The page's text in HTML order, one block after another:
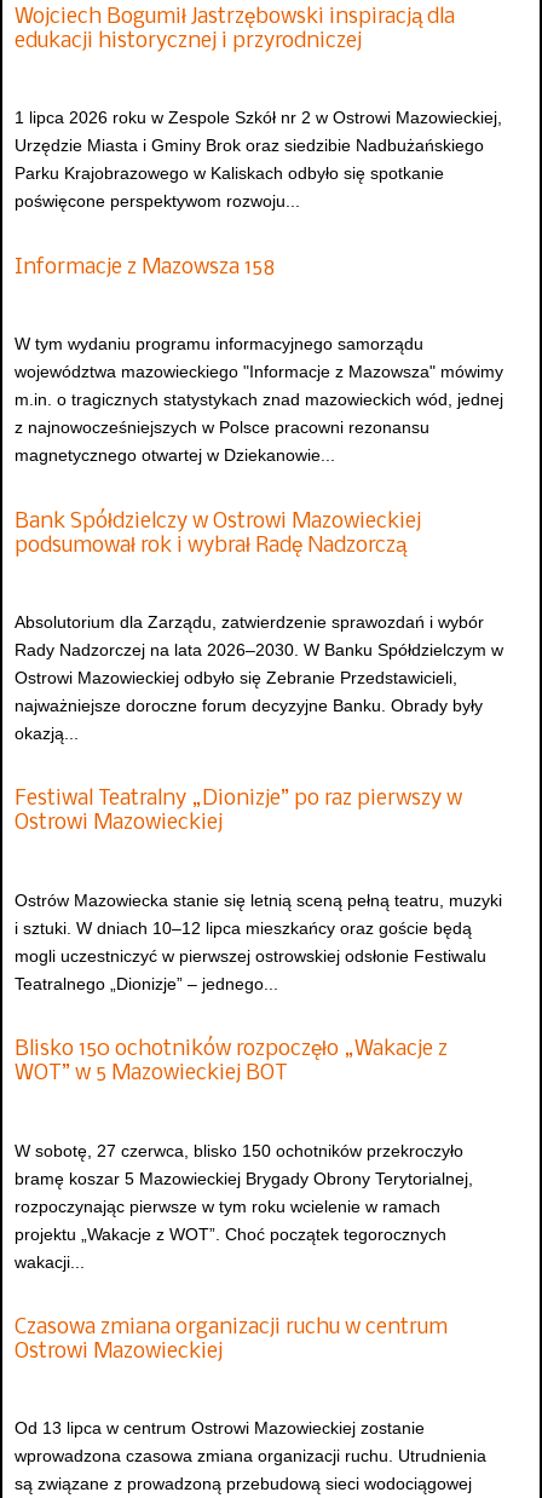
Wojciech Bogumił Jastrzębowski inspiracją dla
edukacji historycznej i przyrodniczej
1 lipca 2026 roku w Zespole Szkół nr 2 w Ostrowi Mazowieckiej,
Urzędzie Miasta i Gminy Brok oraz siedzibie Nadbużańskiego
Parku Krajobrazowego w Kaliskach odbyło się spotkanie
poświęcone perspektywom rozwoju...
Informacje z Mazowsza 158
W tym wydaniu programu informacyjnego samorządu
województwa mazowieckiego "Informacje z Mazowsza" mówimy
m.in. o tragicznych statystykach znad mazowieckich wód, jednej
z najnowocześniejszych w Polsce pracowni rezonansu
magnetycznego otwartej w Dziekanowie...
Bank Spółdzielczy w Ostrowi Mazowieckiej
podsumował rok i wybrał Radę Nadzorczą
Absolutorium dla Zarządu, zatwierdzenie sprawozdań i wybór
Rady Nadzorczej na lata 2026–2030. W Banku Spółdzielczym w
Ostrowi Mazowieckiej odbyło się Zebranie Przedstawicieli,
najważniejsze doroczne forum decyzyjne Banku. Obrady były
okazją...
Festiwal Teatralny „Dionizje” po raz pierwszy w
Ostrowi Mazowieckiej
Ostrów Mazowiecka stanie się letnią sceną pełną teatru, muzyki
i sztuki. W dniach 10–12 lipca mieszkańcy oraz goście będą
mogli uczestniczyć w pierwszej ostrowskiej odsłonie Festiwalu
Teatralnego „Dionizje” – jednego...
Blisko 150 ochotników rozpoczęło „Wakacje z
WOT” w 5 Mazowieckiej BOT
W sobotę, 27 czerwca, blisko 150 ochotników przekroczyło
bramę koszar 5 Mazowieckiej Brygady Obrony Terytorialnej,
rozpoczynając pierwsze w tym roku wcielenie w ramach
projektu „Wakacje z WOT”. Choć początek tegorocznych
wakacji...
Czasowa zmiana organizacji ruchu w centrum
Ostrowi Mazowieckiej
Od 13 lipca w centrum Ostrowi Mazowieckiej zostanie
wprowadzona czasowa zmiana organizacji ruchu. Utrudnienia
są związane z prowadzoną przebudową sieci wodociągowej